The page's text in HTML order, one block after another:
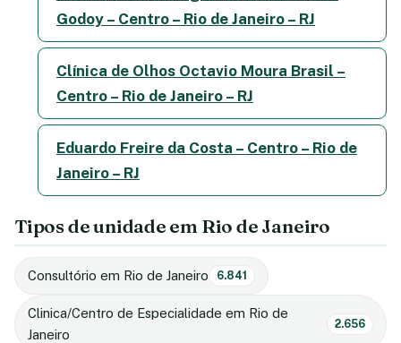
Godoy – Centro – Rio de Janeiro – RJ
Clínica de Olhos Octavio Moura Brasil –
Centro – Rio de Janeiro – RJ
Eduardo Freire da Costa – Centro – Rio de
Janeiro – RJ
Tipos de unidade em Rio de Janeiro
Consultório em Rio de Janeiro 6.841
Clinica/Centro de Especialidade em Rio de
Janeiro
2.656